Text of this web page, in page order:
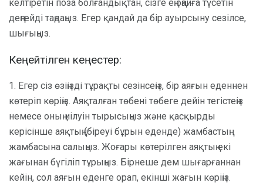
келтіретін поза болғандықтан, сізге ең оңайға түсетін
деңгейді таңдаңыз. Егер қандай да бір ауырсыну сезілсе,
шығыңыз.
Кеңейтілген кеңестер:
1. Егер сіз өзіңізді тұрақты сезінсеңіз, бір аяғын еденнен
көтеріп көріңіз. Аяқталған төбені төбеге дейін тегістеңіз
немесе оның иілуін тырысыңыз және қасқырды
керісінше аяқтың (біреуі бұрын еденде) жамбастың
жамбасына салыңыз. Жоғары көтерілген аяқтың екі
жағынан бүгіліп тұрыңыз. Бірнеше дем шығарғаннан
кейін, сол аяғын еденге орап, екінші жағын көріңіз.